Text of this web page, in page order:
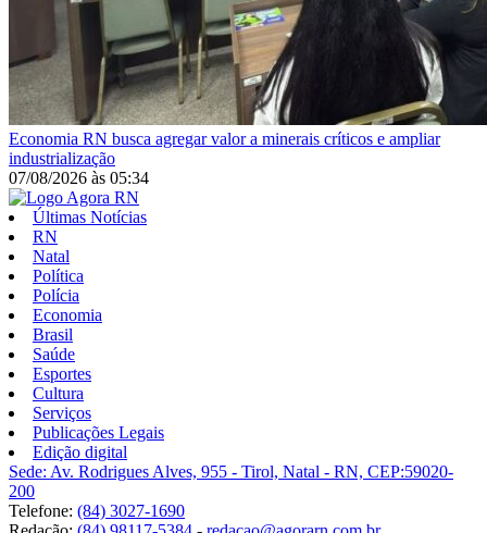
Economia RN busca agregar valor a minerais críticos e ampliar
industrialização
07/08/2026 às 05:34
Últimas Notícias
RN
Natal
Política
Polícia
Economia
Brasil
Saúde
Esportes
Cultura
Serviços
Publicações Legais
Edição digital
Sede: Av. Rodrigues Alves, 955 - Tirol, Natal - RN, CEP:59020-
200
Telefone: (84) 3027-1690